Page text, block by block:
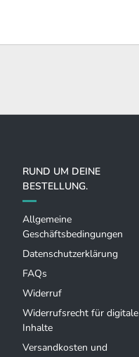
RUND UM DEINE
BESTELLUNG.
Allgemeine
Geschäftsbedingungen
Datenschutzerklärung
FAQs
Widerruf
Widerrufsrecht für digitale
Inhalte
Versandkosten und